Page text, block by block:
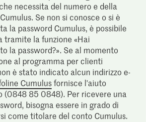
necessita del numero e della
Se non si conosce o si è
la password Cumulus, è possibile
tramite la funzione «Hai
la password?». Se al momento
al programma per clienti
è stato indicato alcun indirizzo e-
Cumulusfornisce l'aiuto
(0848 85 0848). Per ricevere una
bisogna essere in grado di
come titolare del conto Cumulus.